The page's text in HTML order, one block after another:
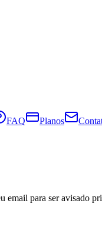
FAQ Planos
email para ser avisado